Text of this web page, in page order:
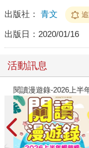
出版社： 青文
出版日： 2020/01/16
活動訊息
閱讀漫遊錄-2026上半